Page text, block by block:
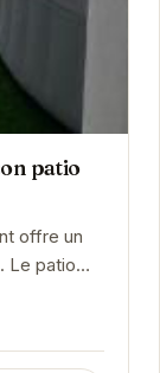
patio
offre un
Le patio
pour se...